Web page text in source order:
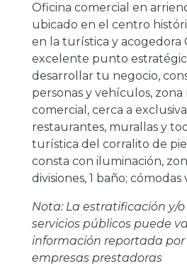
Oficina comercial en
ubicado en el centro
en la turística y acogedora
excelente punto
desarrollar tu negocio,
personas y vehículos,
comercial, cerca a
restaurantes, murallas y
turística del corralito de
consta con iluminación,
divisiones, 1 baño; cómodas
Nota: La estratificación y/
servicios públicos puede
información reportada
empresas prestadoras